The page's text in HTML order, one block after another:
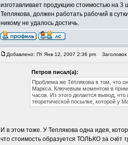
изготавливает продукцию стоимостью на
Теплякова, должен работать рабочий в
никому не удалось достичь.
Добавлено: Пт Янв 12, 2007 2:36 pm Заголовок
Петров писал(а):
Проблема же Теплякова в том, что
Маркса. Ключевым моментом в
часов. Из этого делается вывод,
теоретической посылке, которой у
И в этом тоже. У Теплякова одна идея,
что стоимость образуется ТОЛЬКО за счёт